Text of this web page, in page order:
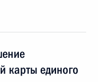
карты единого